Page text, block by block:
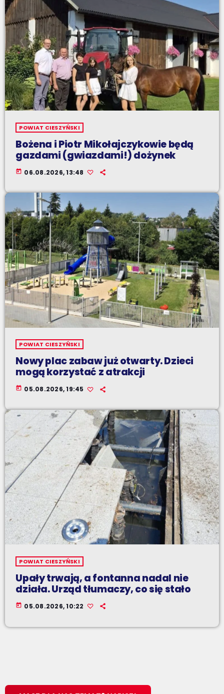
POWIAT CIESZYŃSKI
Bożena i Piotr Mikołajczykowie będą
gazdami (gwiazdami!) dożynek
today 06.08.2026, 13:48
POWIAT CIESZYŃSKI
Nowy plac zabaw już otwarty. Dzieci
mogą korzystać z atrakcji
today 05.08.2026, 19:45
POWIAT CIESZYŃSKI
Upały trwają, a fontanna nadal nie
działa. Urząd tłumaczy, co się stało
today 05.08.2026, 10:22